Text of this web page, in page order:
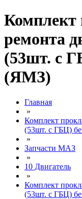
Комплект
ремонта
(53шт. с
(ЯМЗ)
Главная
»
Комплект
(53шт. с ГБЦ)
»
Запчасти МАЗ
»
10 Двигатель
»
Комплект
(53шт. с ГБЦ)